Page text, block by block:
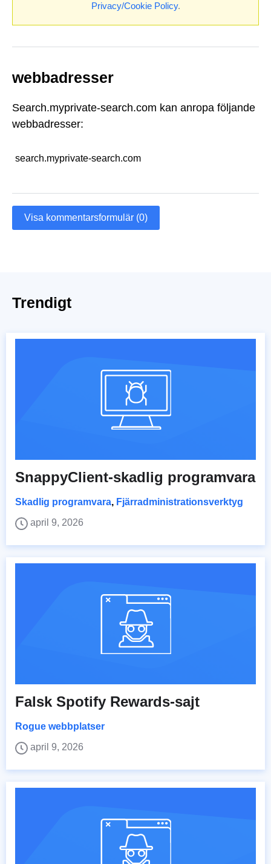
Privacy/Cookie Policy.
webbadresser
Search.myprivate-search.com kan anropa följande
webbadresser:
search.myprivate-search.com
Visa kommentarsformulär (0)
Trendigt
SnappyClient-skadlig programvara
Skadlig programvara, Fjärradministrationsverktyg
april 9, 2026
Falsk Spotify Rewards-sajt
Rogue webbplatser
april 9, 2026